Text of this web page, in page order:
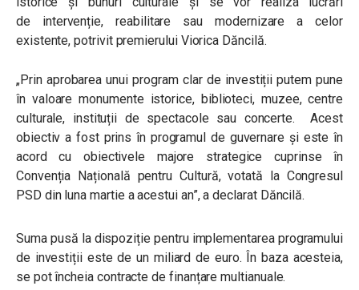
de intervenție, reabilitare sau modernizare a celor
existente, potrivit premierului Viorica Dăncilă.
„Prin aprobarea unui program clar de investiții putem pune
în valoare monumente istorice, biblioteci, muzee, centre
culturale, instituții de spectacole sau concerte. Acest
obiectiv a fost prins în programul de guvernare și este în
acord cu obiectivele majore strategice cuprinse în
Convenția Națională pentru Cultură, votată la Congresul
PSD din luna martie a acestui an”, a declarat Dăncilă.
Suma pusă la dispoziție pentru implementarea programului
de investiții este de un miliard de euro. În baza acesteia,
se pot încheia contracte de finanțare multianuale.